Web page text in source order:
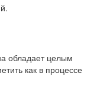
обладает целым
как в процессе